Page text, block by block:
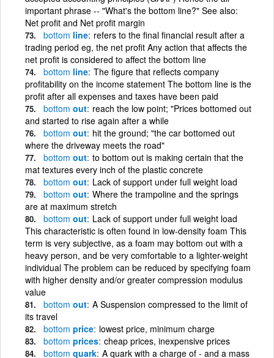
important phrase -- "What's the bottom line?" See also:
Net profit and Net profit margin
bottom line refers to the final financial result after a
trading period eg, the net profit Any action that affects the
net profit is considered to affect the bottom line
bottom line The figure that reflects company
profitability on the income statement The bottom line is the
profit after all expenses and taxes have been paid
bottom out reach the low point; "Prices bottomed out
and started to rise again after a while
bottom out hit the ground; "the car bottomed out
where the driveway meets the road"
bottom out to bottom out is making certain that the
mat textures every inch of the plastic concrete
bottom out Lack of support under full weight load
bottom out Where the trampoline and the springs
are at maximum stretch
bottom out Lack of support under full weight load
This characteristic is often found in low-density foam This
term is very subjective, as a foam may bottom out with a
heavy person, and be very comfortable to a lighter-weight
individual The problem can be reduced by specifying foam
with higher density and/or greater compression modulus
value
bottom out A Suspension compressed to the limit of
its travel
bottom price lowest price, minimum charge
bottom prices cheap prices, inexpensive prices
bottom quark A quark with a charge of - and a mass